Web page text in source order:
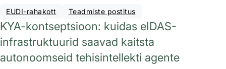
EUDI-rahakott Teadmiste postitus
KYA-kontseptsioon: kuidas eIDAS-
infrastruktuurid saavad kaitsta
autonoomseid tehisintellekti agente